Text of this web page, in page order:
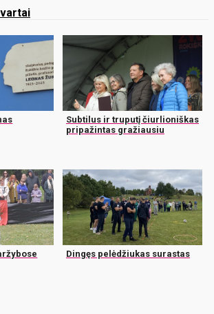
Subtilus ir truputį čiurlioniškas
pripažintas gražiausiu
Dingęs pelėdžiukas surastas